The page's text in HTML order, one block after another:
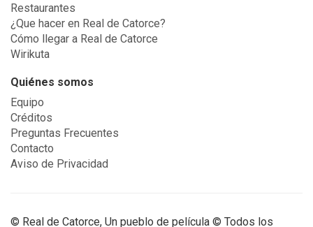
Restaurantes
¿Que hacer en Real de Catorce?
Cómo llegar a Real de Catorce
Wirikuta
Quiénes somos
Equipo
Créditos
Preguntas Frecuentes
Contacto
Aviso de Privacidad
© Real de Catorce, Un pueblo de película © Todos los